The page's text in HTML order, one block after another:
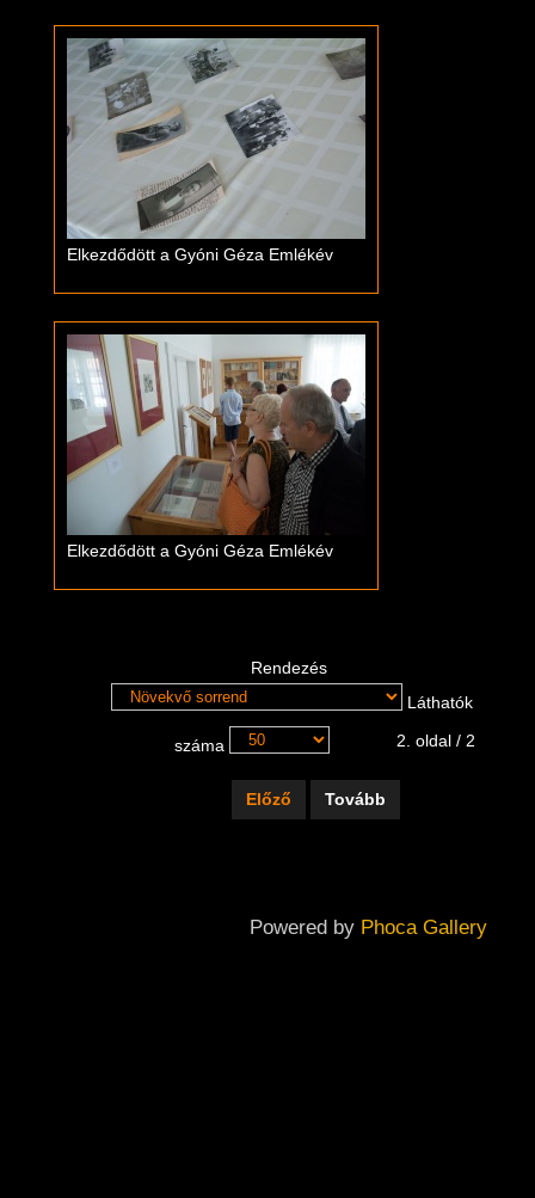
Elkezdődött a Gyóni Géza Emlékév
Elkezdődött a Gyóni Géza Emlékév
Rendezés
Láthatók
száma 2. oldal / 2
Előző Tovább
Powered by Phoca Gallery